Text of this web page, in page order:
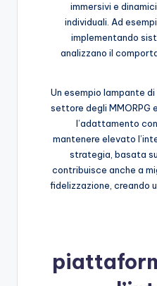
immersivi e
individuali. Ad
implementando
analizzano il
Un esempio lampante
settore degli MMORPG
l’adattamento
mantenere elevato
strategia, basata su
contribuisce anche a
fidelizzazione, creando